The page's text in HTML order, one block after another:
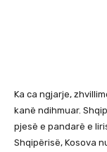
Ka ca ngjarje,
kanë ndihmuar.
pjesë e pandarë e
Shqipërisë, Kosova